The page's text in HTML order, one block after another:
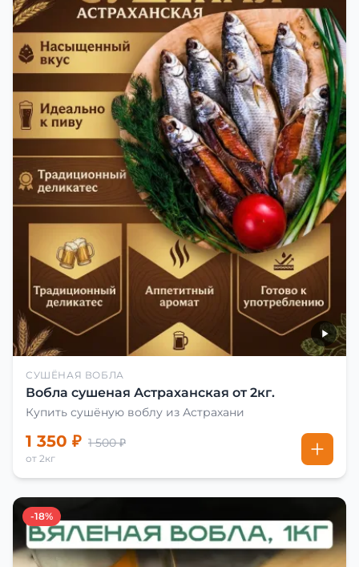
СУШЁНАЯ ВОБЛА
Вобла сушеная Астраханская от 2кг.
Купить сушёную воблу из Астрахани
1 350 ₽ 1 500 ₽
от 2кг
-18%